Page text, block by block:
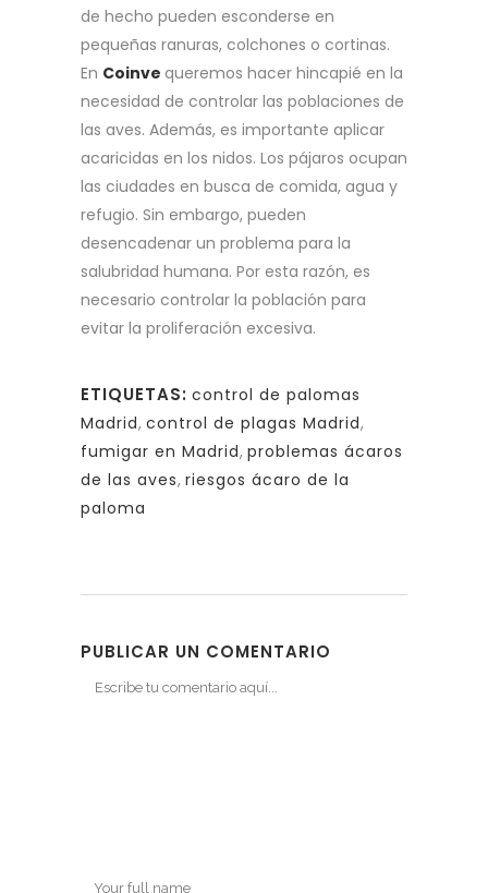
de hecho pueden esconderse en
pequeñas ranuras, colchones o cortinas.
En Coinve queremos hacer hincapié en la
necesidad de controlar las poblaciones de
las aves. Además, es importante aplicar
acaricidas en los nidos. Los pájaros ocupan
las ciudades en busca de comida, agua y
refugio. Sin embargo, pueden
desencadenar un problema para la
salubridad humana. Por esta razón, es
necesario controlar la población para
evitar la proliferación excesiva.
ETIQUETAS: control de palomas
Madrid, control de plagas Madrid,
fumigar en Madrid, problemas ácaros
de las aves, riesgos ácaro de la
paloma
PUBLICAR UN COMENTARIO